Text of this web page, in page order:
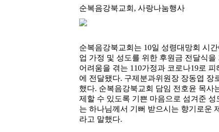
순복음강북교회, 사랑나눔행사
순복음강북교회는 10일 성령대망회 시
업 가정 및 성도를 위한 후원금 전달식
어려움을 겪는 110가정과 코로나19로
에 전달됐다. 구제분과위원장 장동엽 장
했다. 순복음강북교회 담임 전호윤 목사
제할 수 있도록 기쁜 마음으로 섬겨준
는 하나님께서 기뻐 받으시는 향기로운
라고 말했다.